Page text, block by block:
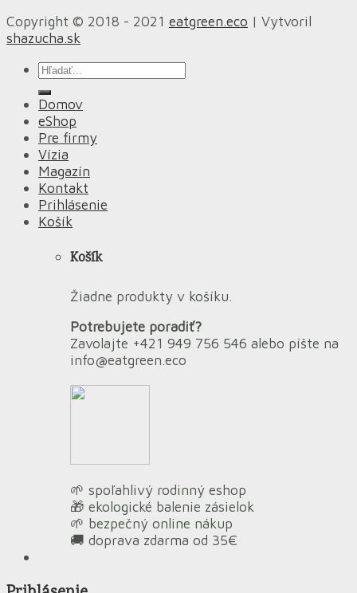
Copyright © 2018 - 2021 eatgreen.eco | Vytvoril
shazucha.sk
Hľadať:
Domov
eShop
Pre firmy
Vízia
Magazín
Kontakt
Prihlásenie
Košík
Košík
Žiadne produkty v košíku.
Potrebujete poradiť?
Zavolajte +421 949 756 546 alebo píšte na
info@eatgreen.eco
🌱 spoľahlivý rodinný eshop
🎁 ekologické balenie zásielok
🌱 bezpečný online nákup
🚚 doprava zdarma od 35€